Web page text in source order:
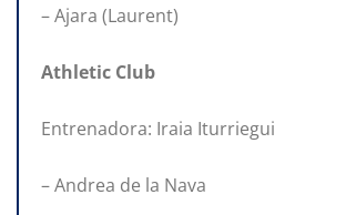
– Ajara (Laurent)
Athletic Club
Entrenadora: Iraia Iturriegui
– Andrea de la Nava